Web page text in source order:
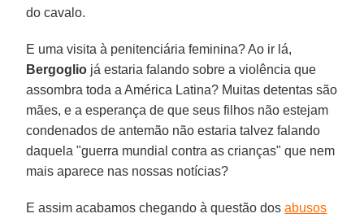
do cavalo.
E uma visita à penitenciária feminina? Ao ir lá,
Bergoglio já estaria falando sobre a violência que
assombra toda a América Latina? Muitas detentas são
mães, e a esperança de que seus filhos não estejam
condenados de antemão não estaria talvez falando
daquela "guerra mundial contra as crianças" que nem
mais aparece nas nossas notícias?
E assim acabamos chegando à questão dosabusos